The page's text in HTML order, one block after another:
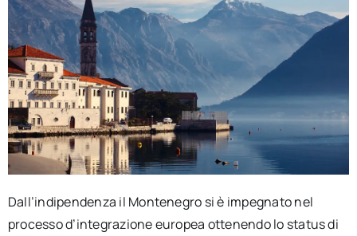
Dall’indipendenza il Montenegro si è impegnato nel
processo d’integrazione europea ottenendo lo status di